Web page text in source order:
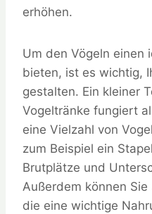
erhöhen.
Um den Vögeln einen
bieten, ist es wichtig,
gestalten. Ein kleiner
Vogeltränke fungiert
eine Vielzahl von
zum Beispiel ein
Brutplätze und
Außerdem können
die eine wichtige